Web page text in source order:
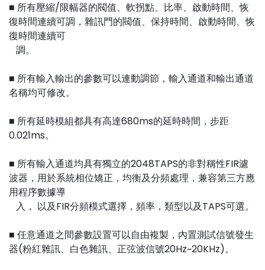
■ 所有壓縮/限幅器的閥值、軟拐點、比率、啟動時間、恢
復時間連續可調，雜訊門的閥值、保持時間、啟動時間、恢
復時間連續可
調。
■ 所有輸入輸出的參數可以連動調節，輸入通道和輸出通道
名稱均可修改。
■ 所有延時模組都具有高達680ms的延時時間，步距
0.021ms。
■ 所有輸入通道均具有獨立的2048TAPS的非對稱性FIR濾
波器，用於系統相位矯正，均衡及分頻處理，兼容第三方應
用程序數據導
入， 以及FIR分頻模式選擇，頻率，類型以及TAPS可選。
■ 任意通道之間參數設置可以自由複製，內置測試信號發生
器(粉紅雜訊、白色雜訊、正弦波信號20Hz~20KHz)。